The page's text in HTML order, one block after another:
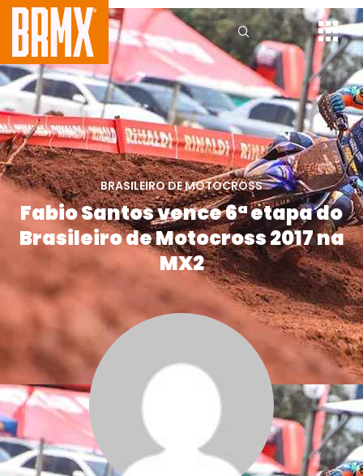
BRASILEIRO DE MOTOCROSS
Fabio Santos vence 6ª etapa do
Brasileiro de Motocross 2017 na
MX2